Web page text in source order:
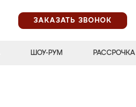
ЗАКАЗАТЬ ЗВОНОК
ШОУ-РУМ РАССРОЧКА